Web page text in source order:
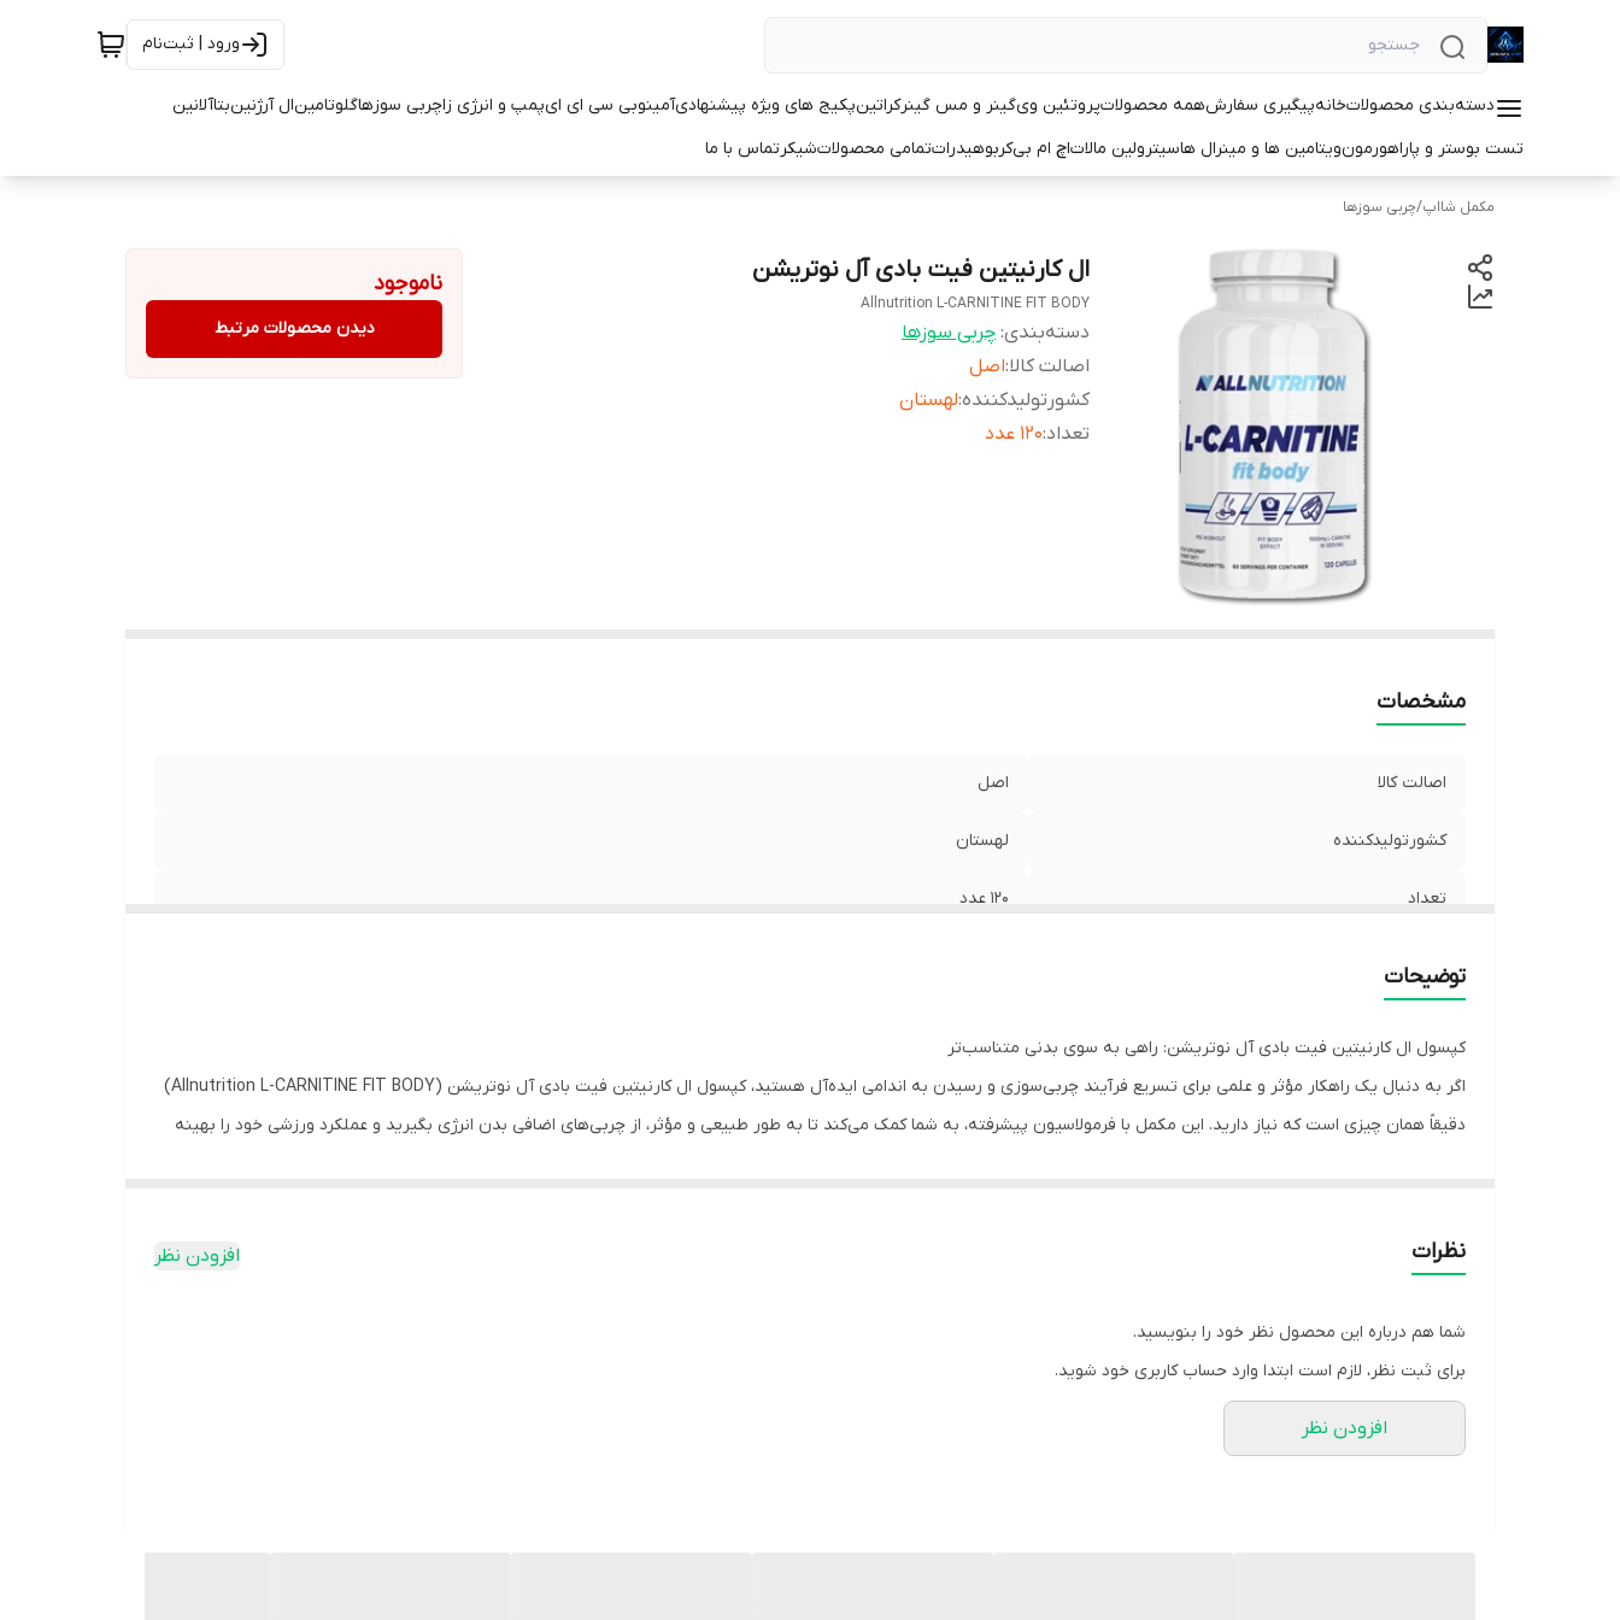
ورود | ثبت‌نام
دسته‌بندی محصولاتخانهپیگیری سفارشهمه محصولاتپروتئین ویگینر و مس گینرکراتینپکیج های ویژه پیشنهادیآمینوبی سی ای ایپمپ و انرژی زاچربی سوزهاگلوتامینال آرژنینبتاآلانین
تست بوستر و پاراهورمونویتامین ها و مینرال هاسیترولین مالاتاچ ام بیکربوهیدراتتمامی محصولاتشیکرتماس با ما
مکمل شااپ/چربی سوزها
ال کارنیتین فیت بادی آل نوتریشن
Allnutrition L-CARNITINE FIT BODY
دسته‌بندی: چربی سوزها
اصالت کالا:اصل
کشورتولیدکننده:لهستان
تعداد:۱۲۰ عدد
ناموجود
دیدن محصولات مرتبط
مشخصات
اصالت کالا اصل
کشورتولیدکننده لهستان
تعداد ۱۲۰ عدد
توضیحات
کپسول ال کارنیتین فیت بادی آل نوتریشن: راهی به سوی بدنی متناسب‌تر
اگر به دنبال یک راهکار مؤثر و علمی برای تسریع فرآیند چربی‌سوزی و رسیدن به اندامی ایده‌آل هستید، کپسول ال کارنیتین فیت بادی آل نوتریشن (Allnutrition L-CARNITINE FIT BODY)
دقیقاً همان چیزی است که نیاز دارید. این مکمل با فرمولاسیون پیشرفته، به شما کمک می‌کند تا به طور طبیعی و مؤثر، از چربی‌های اضافی بدن انرژی بگیرید و عملکرد ورزشی خود را بهینه
می‌رساند. اما این تنها مزیت آن نیست. این مکمل با 40 میلی‌گرم ویتامین C غنی شده است که به اثربخشی بیشتر محصول و حمایت از سلامت کلی بدن شما کمک می‌کند.
نظرات افزودن نظر
شما هم درباره این محصول نظر خود را بنویسید.
برای ثبت نظر، لازم است ابتدا وارد حساب کاربری خود شوید.
افزودن نظر